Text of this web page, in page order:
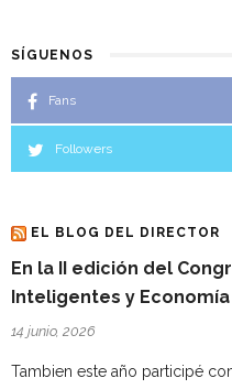
SÍGUENOS
Fans
Followers
EL BLOG DEL DIRECTOR
En la II edición del
Inteligentes y
14 junio, 2026
Tambien este año participé